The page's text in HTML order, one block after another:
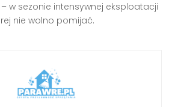
w sezonie intensywnej eksploatacji
nie wolno pomijać.